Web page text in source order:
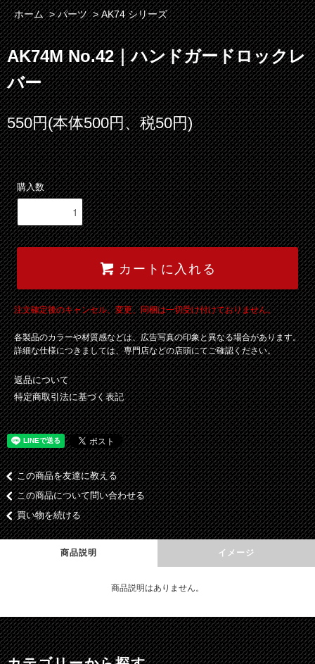
ホーム >パーツ >AK74 シリーズ
AK74M No.42｜ハンドガードロックレ
バー
550円(本体500円、税50円)
購入数
カートに入れる
注文確定後のキャンセル、変更、同梱は一切受け付けておりません。
各製品のカラーや材質感などは、広告写真の印象と異なる場合があります。
詳細な仕様につきましては、専門店などの店頭にてご確認ください。
返品について
特定商取引法に基づく表記
この商品を友達に教える
この商品について問い合わせる
買い物を続ける
商品説明 イメージ
商品説明はありません。